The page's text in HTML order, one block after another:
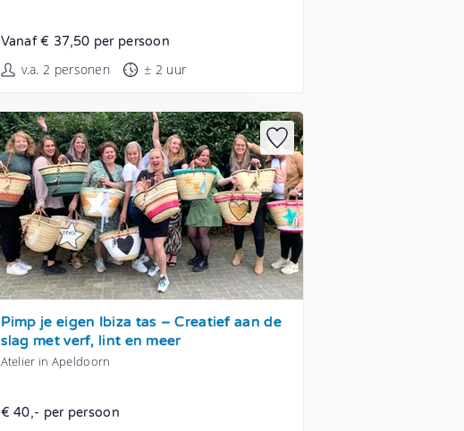
Vanaf € 37,50 per persoon
v.a. 2 personen ± 2 uur
Tonen
Pimp je eigen Ibiza tas – Creatief aan de
slag met verf, lint en meer
Atelier in Apeldoorn
€ 40,- per persoon